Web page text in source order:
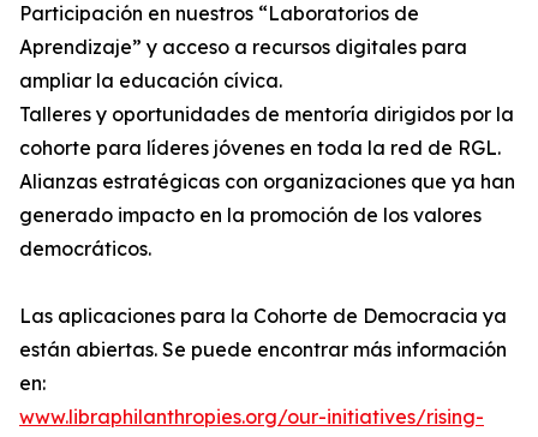
Participación en nuestros “Laboratorios de
Aprendizaje” y acceso a recursos digitales para
ampliar la educación cívica.
Talleres y oportunidades de mentoría dirigidos por la
cohorte para líderes jóvenes en toda la red de RGL.
Alianzas estratégicas con organizaciones que ya han
generado impacto en la promoción de los valores
democráticos.
Las aplicaciones para la Cohorte de Democracia ya
están abiertas. Se puede encontrar más información
en:
www.libraphilanthropies.org/our-initiatives/rising-